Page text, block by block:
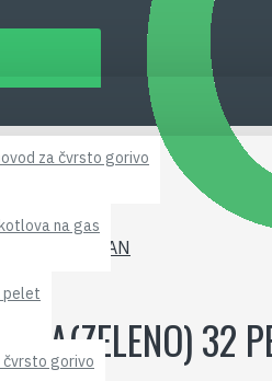
za čvrsto gorivo
na gas
pelet
čvrsto gorivo
32 PESTAN
32